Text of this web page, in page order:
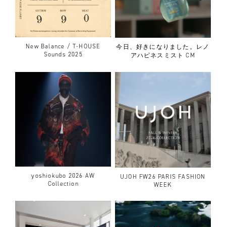
New Balance / T-HOUSE
Sounds 2025
今日、好きになりました。レノ
アハピネスミスト CM
yoshiokubo 2026 AW
Collection
UJOH FW26 PARIS FASHION
WEEK